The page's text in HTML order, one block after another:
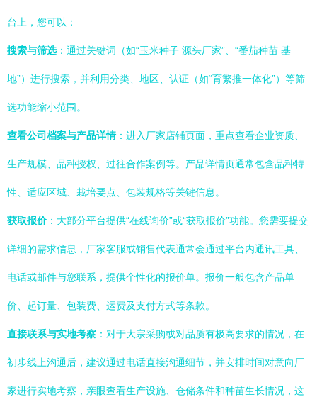
台上，您可以：
搜索与筛选：通过关键词（如“玉米种子 源头厂家”、“番茄种苗 基
地”）进行搜索，并利用分类、地区、认证（如“育繁推一体化”）等筛
选功能缩小范围。
查看公司档案与产品详情：进入厂家店铺页面，重点查看企业资质、
生产规模、品种授权、过往合作案例等。产品详情页通常包含品种特
性、适应区域、栽培要点、包装规格等关键信息。
获取报价：大部分平台提供“在线询价”或“获取报价”功能。您需要提交
详细的需求信息，厂家客服或销售代表通常会通过平台内通讯工具、
电话或邮件与您联系，提供个性化的报价单。报价一般包含产品单
价、起订量、包装费、运费及支付方式等条款。
直接联系与实地考察 ：对于大宗采购或对品质有极高要求的情况，在
初步线上沟通后，建议通过电话直接沟通细节，并安排时间对意向厂
家进行实地考察，亲眼查看生产设施、仓储条件和种苗生长情况，这